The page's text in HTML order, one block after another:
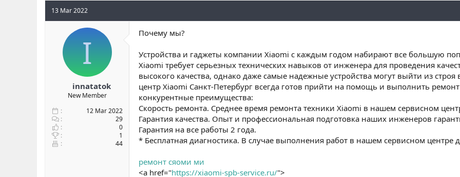
13 Mar 2022
I
innatatok
New Member
12 Mar 2022
29
0
1
44
Почему мы?
Устройства и гаджеты компании Xiaomi с каждым годом набирают все большую
Xiaomi требует серьезных технических навыков от инженера для проведения
высокого качества, однако даже самые надежные устройства могут выйти из
центр Xiaomi Санкт-Петербург всегда готов прийти на помощь и выполнить
конкурентные преимущества:
Скорость ремонта. Среднее время ремонта техники Xiaomi в нашем сервисном
Гарантия качества. Опыт и профессиональная подготовка наших инженеров
Гарантия на все работы 2 года.
* Бесплатная диагностика. В случае выполнения работ в нашем сервисном центре
ремонт сяоми ми
<a href="https://xiaomi-spb-service.ru/">